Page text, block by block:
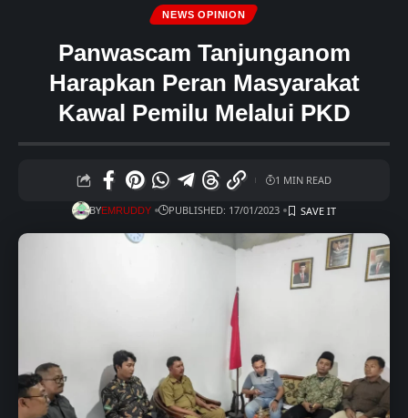
NEWS OPINION
Panwascam Tanjunganom
Harapkan Peran Masyarakat
Kawal Pemilu Melalui PKD
BYEMRUDDY PUBLISHED: 17/01/2023
1 MIN READ